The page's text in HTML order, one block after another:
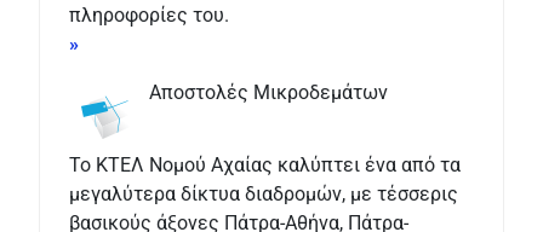
πληροφορίες του.
»
Αποστολές Μικροδεμάτων
Το ΚΤΕΛ Νομού Αχαίας καλύπτει ένα από τα
μεγαλύτερα δίκτυα διαδρομών, με τέσσερις
βασικούς άξονες Πάτρα-Αθήνα, Πάτρα-